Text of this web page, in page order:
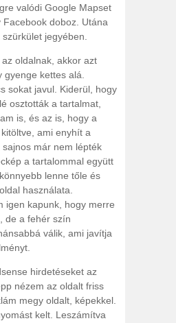
valódi Google Mapset
Facebook doboz. Utána
jegyében.
oldalnak, akkor azt
gyenge kettes alá.
sokat javul. Kiderül, hogy
osztották a tartalmat,
is, és az is, hogy a
ami enyhít a
már nem lépték
a tartalommal együtt
lenne tőle és
használata.
igen kapunk, hogy merre
de a fehér szín
válik, ami javítja
hirdetéseket az
nézem az oldalt friss
megy oldalt, képekkel.
kelt. Leszámítva